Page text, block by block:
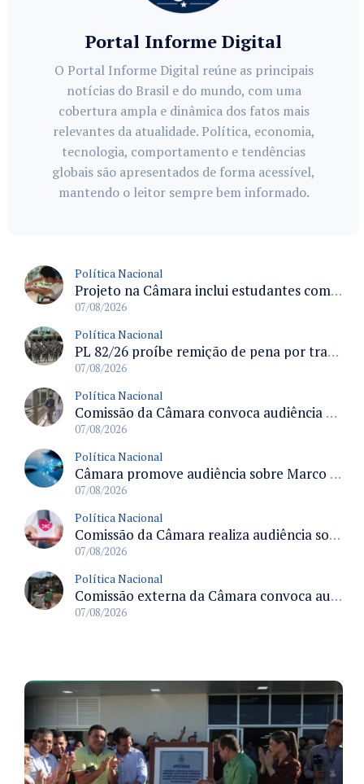
Portal Informe Digital
O Portal Informe Digital reúne as principais
notícias do Brasil e do mundo, com uma
cobertura ampla e dinâmica dos fatos mais
relevantes da atualidade. Política, economia,
tecnologia, comportamento e tendências
globais são apresentados de forma acessível,
mantendo o leitor sempre bem informado.
Política Nacional
Projeto na Câmara inclui estudantes com deficiência no regime escolar especial da LDB e estabelece critérios para frequência
07/08/2026
Política Nacional
PL 82/26 proíbe remição de pena por trabalho em funções militares para condenados por crimes contra o Estado Democrático de Direito
07/08/2026
Política Nacional
Comissão da Câmara convoca audiência para discutir misoginia nas escolas e universidades após divulgação de listas misóginas
07/08/2026
Política Nacional
Câmara promove audiência sobre Marco de Fomento à Economia Digital e impactos da inteligência artificial
07/08/2026
Política Nacional
Comissão da Câmara realiza audiência sobre apostas online para medir o tamanho do mercado ilegal
07/08/2026
Política Nacional
Comissão externa da Câmara convoca audiência pública sobre chuvas na Zona da Mata de Minas Gerais e impactos em Juiz de Fora
07/08/2026